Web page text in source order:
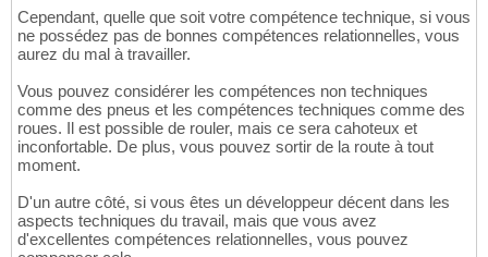
Cependant, quelle que soit votre compétence technique, si vous
ne possédez pas de bonnes compétences relationnelles, vous
aurez du mal à travailler.
Vous pouvez considérer les compétences non techniques
comme des pneus et les compétences techniques comme des
roues. Il est possible de rouler, mais ce sera cahoteux et
inconfortable. De plus, vous pouvez sortir de la route à tout
moment.
D'un autre côté, si vous êtes un développeur décent dans les
aspects techniques du travail, mais que vous avez
d'excellentes compétences relationnelles, vous pouvez